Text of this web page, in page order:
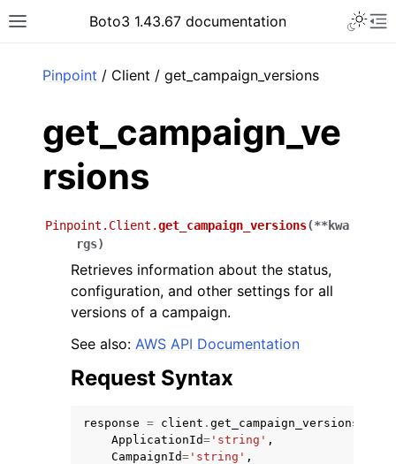
Toggle site navigation sidebar
Boto3 1.43.67 documentation
Pinpoint / Client / get_campaign_versions
get_campaign_ve
rsions
Pinpoint.Client.get_campaign_versions(**kwa
rgs)
Retrieves information about the status,
configuration, and other settings for all
versions of a campaign.
See also: AWS API Documentation
Request Syntax
response = client . get_campaign_versions
ApplicationId= 'string' ,
CampaignId= 'string' ,